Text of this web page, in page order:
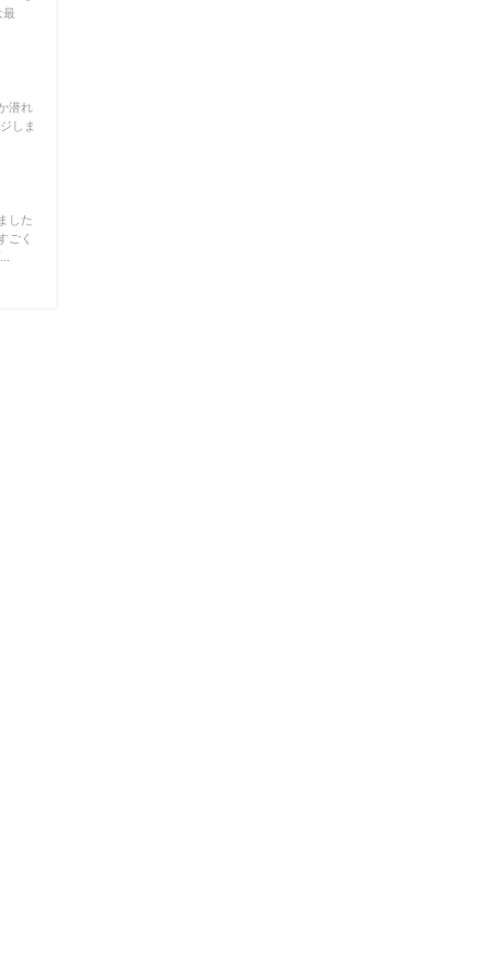
最
潜れ
しま
した
ごく